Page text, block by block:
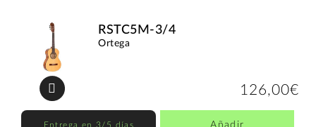
RSTC5M-3/4
Ortega
126,00€
Entrega en 3/5 días Añadir